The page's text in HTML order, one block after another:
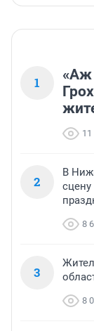
1
«Аж
11
2
В
8
3
8